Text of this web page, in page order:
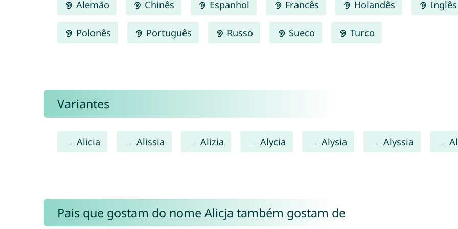
Alemão Chinês Espanhol Francês Holandês Inglês
Polonês Português Russo Sueco Turco
Variantes
Alicia Alissia Alizia Alycia Alysia Alyssia
Pais que gostam do nome Alicja também gostam de